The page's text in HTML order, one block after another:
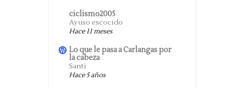
ciclismo2005
Ayuso escocido
Hace 11 meses
Lo que le pasa a Carlangas por
la cabeza
Santi
Hace 5 años